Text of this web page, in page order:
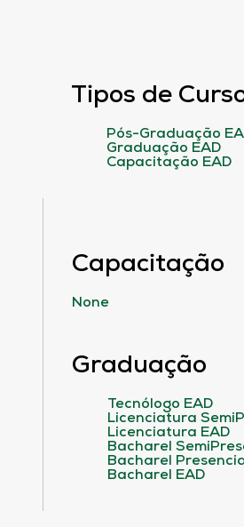
Tipos de
Pós-Graduação
Graduação EAD
Capacitação EAD
Capacitação
None
Graduação
Tecnólogo EAD
Licenciatura
Licenciatura EAD
Bacharel
Bacharel
Bacharel EAD